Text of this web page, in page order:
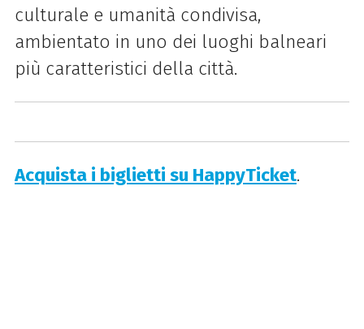
culturale e umanità condivisa,
ambientato in uno dei luoghi balneari
più caratteristici della città.
Acquista i biglietti su HappyTicket.